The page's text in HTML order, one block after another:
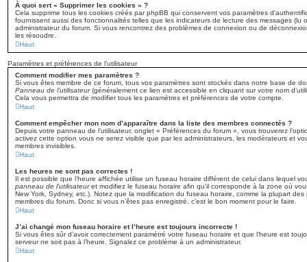
À quoi sert « Supprimer les cookies » ?
Cela supprime tous les cookies créés par phpBB qui conservent vos paramètres
fournissent aussi des fonctionnalités telles que les indicateurs de lecture des messages (lu
administrateur du forum. Si vous rencontrez des problèmes de connexion ou de
les résoudre.
Haut
Paramètres et préférences de l’utilisateur
Comment modifier mes paramètres ?
Si vous êtes membre de ce forum, tous vos paramètres sont stockés dans notre base de
Panneau de l’utilisateur(généralement ce lien est accessible en cliquant sur votre nom
Cela vous permettra de modifier tous les paramètres et préférences de votre compte.
Haut
Comment empêcher mon nom d’apparaître dans la liste des membres connectés ?
Depuis votre panneau de l’utilisateur, onglet « Préférences du forum », vous trouverez
activez cette option vous ne serez visible que par les administrateurs, les modérateurs et
membres invisibles.
Haut
Les heures ne sont pas correctes !
Il est possible que l’heure affichée utilise un fuseau horaire différent de celui dans lequel
panneau de l’utilisateuret modifiez le fuseau horaire afin qu’il corresponde à la zone où
New York, Sydney, etc.). Notez que la modification du fuseau horaire, comme la plupart des
membres du forum. Donc si vous n’êtes pas enregistré, c’est le bon moment pour le faire.
Haut
J’ai changé mon fuseau horaire et l’heure est toujours incorrecte !
Si vous êtes sûr d’avoir correctement paramétré votre fuseau horaire et que l’heure est
serveur ne soit pas à l’heure. Signalez ce problème à un administrateur.
Haut